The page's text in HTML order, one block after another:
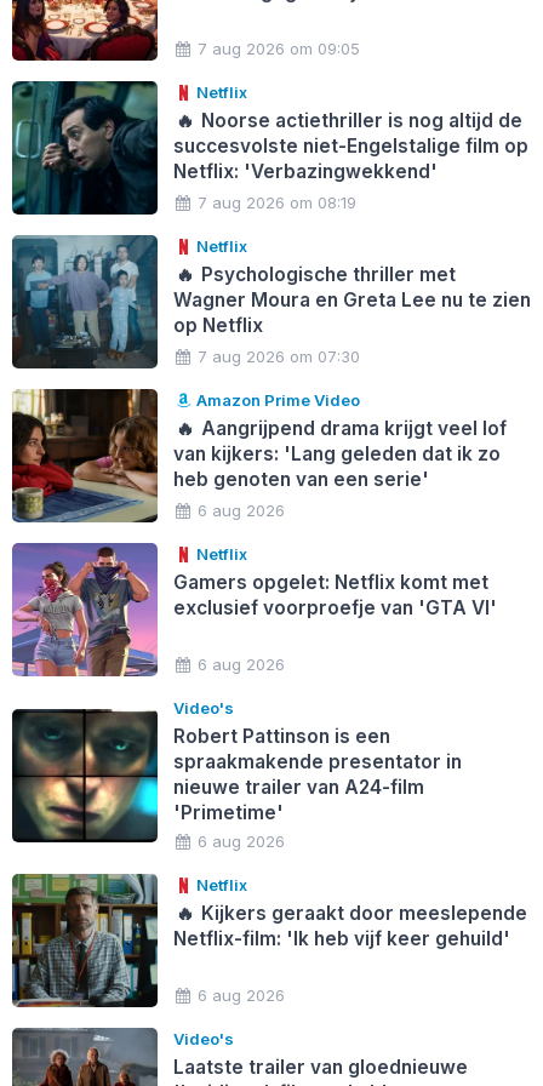
7 aug 2026 om 09:05
Netflix
🔥 Noorse actiethriller is nog altijd de
succesvolste niet-Engelstalige film op
Netflix: 'Verbazingwekkend'
7 aug 2026 om 08:19
Netflix
🔥 Psychologische thriller met
Wagner Moura en Greta Lee nu te zien
op Netflix
7 aug 2026 om 07:30
Amazon Prime Video
🔥 Aangrijpend drama krijgt veel lof
van kijkers: 'Lang geleden dat ik zo
heb genoten van een serie'
6 aug 2026
Netflix
Gamers opgelet: Netflix komt met
exclusief voorproefje van 'GTA VI'
6 aug 2026
Video's
Robert Pattinson is een
spraakmakende presentator in
nieuwe trailer van A24-film
'Primetime'
6 aug 2026
Netflix
🔥 Kijkers geraakt door meeslepende
Netflix-film: 'Ik heb vijf keer gehuild'
6 aug 2026
Video's
Laatste trailer van gloednieuwe